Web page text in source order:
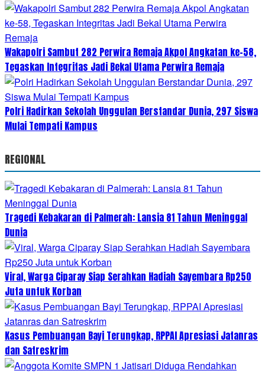
Wakapolri Sambut 282 Perwira Remaja Akpol Angkatan ke-58,
Tegaskan Integritas Jadi Bekal Utama Perwira Remaja
Polri Hadirkan Sekolah Unggulan Berstandar Dunia, 297 Siswa
Mulai Tempati Kampus
REGIONAL
Tragedi Kebakaran di Palmerah: Lansia 81 Tahun Meninggal
Dunia
Viral, Warga Ciparay Siap Serahkan Hadiah Sayembara Rp250
Juta untuk Korban
Kasus Pembuangan Bayi Terungkap, RPPAI Apresiasi Jatanras
dan Satreskrim